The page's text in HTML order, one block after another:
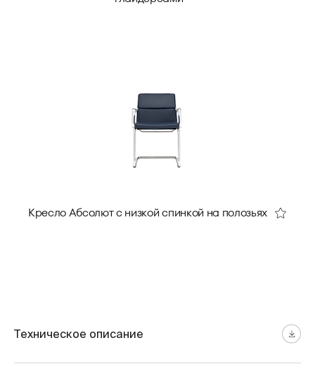
Кресло Абсолют с низкой спинкой на полозьях
Техническое описание